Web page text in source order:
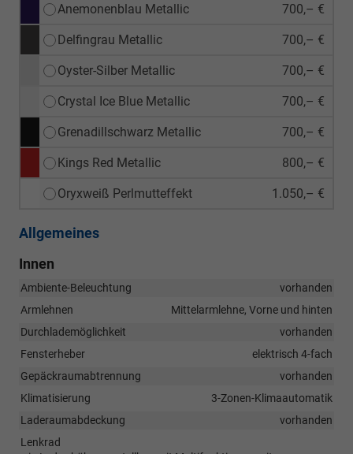
Anemonenblau Metallic 700,– €
Delfingrau Metallic 700,– €
Oyster-Silber Metallic 700,– €
Crystal Ice Blue Metallic 700,– €
Grenadillschwarz Metallic 700,– €
Kings Red Metallic 800,– €
Oryxweiß Perlmutteffekt 1.050,– €
Allgemeines
Innen
Ambiente-Beleuchtung
vorhanden
Armlehnen
Mittelarmlehne, Vorne und hinten
Durchlademöglichkeit
vorhanden
Fensterheber
elektrisch 4-fach
Gepäckraumabtrennung
vorhanden
Klimatisierung
3-Zonen-Klimaautomatik
Laderaumabdeckung
vorhanden
Lenkrad